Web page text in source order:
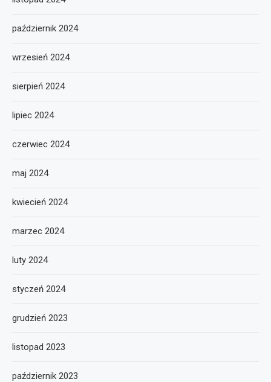
październik 2024
wrzesień 2024
sierpień 2024
lipiec 2024
czerwiec 2024
maj 2024
kwiecień 2024
marzec 2024
luty 2024
styczeń 2024
grudzień 2023
listopad 2023
październik 2023